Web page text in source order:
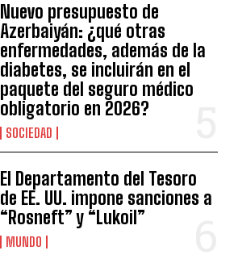
Nuevo presupuesto de
Azerbaiyán: ¿qué otras
enfermedades, además de la
diabetes, se incluirán en el
paquete del seguro médico
obligatorio en 2026?
SOCIEDAD
El Departamento del Tesoro
de EE. UU. impone sanciones a
“Rosneft” y “Lukoil”
MUNDO